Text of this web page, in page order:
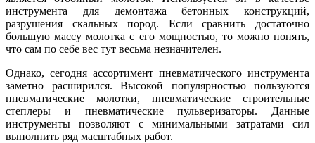
инструмента для демонтажа бетонных конструкций,
разрушения скальных пород. Если сравнить достаточно
большую массу молотка с его мощностью, то можно понять,
что сам по себе вес тут весьма незначителен.
Однако, сегодня ассортимент пневматического инструмента
заметно расширился. Высокой популярностью пользуются
пневматические молотки, пневматические строительные
степлеры и пневматические пульверизаторы. Данные
инструменты позволяют с минимальными затратами сил
выполнить ряд масштабных работ.